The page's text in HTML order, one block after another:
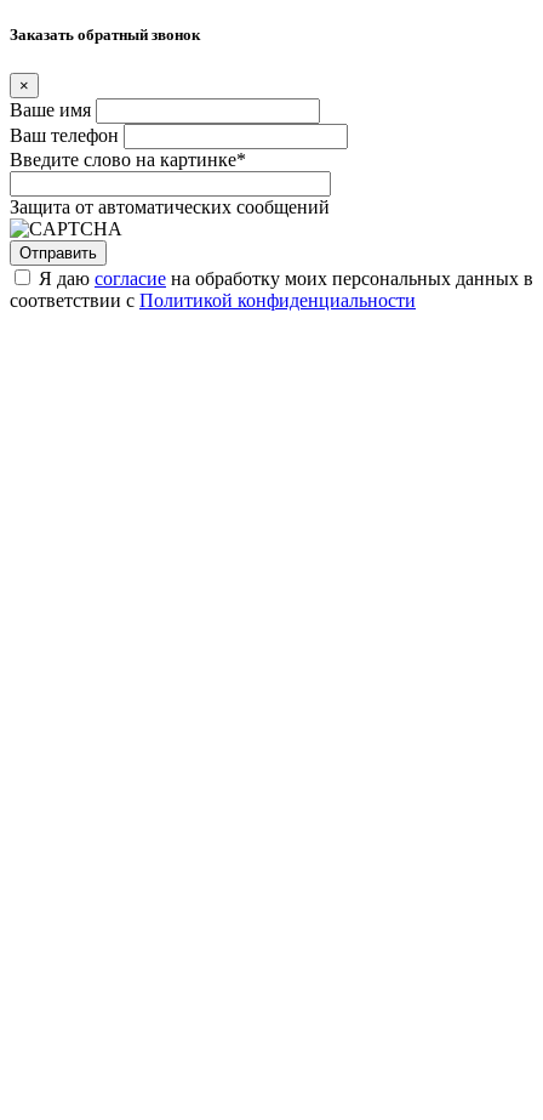
Заказать обратный звонок
×
Ваше имя
Ваш телефон
Введите слово на картинке*
Защита от автоматических сообщений
Я даю согласие на обработку моих персональных данных в
соответствии с Политикой конфиденциальности